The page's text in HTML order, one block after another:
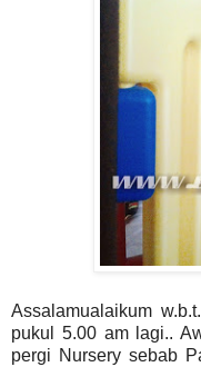
Assalamualaikum
pukul 5.00 am lagi..
pergi Nursery sebab